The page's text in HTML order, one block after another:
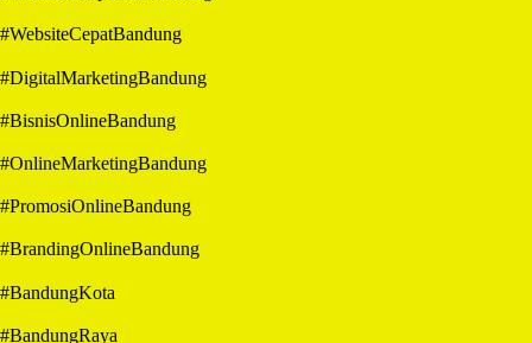
#WebsiteCepatBandung
#DigitalMarketingBandung
#BisnisOnlineBandung
#OnlineMarketingBandung
#PromosiOnlineBandung
#BrandingOnlineBandung
#BandungKota
#BandungRaya